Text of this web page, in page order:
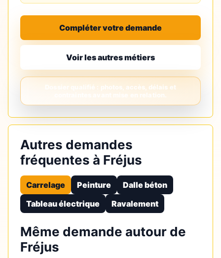
Compléter votre demande
Voir les autres métiers
Autres demandes
fréquentes à Fréjus
Carrelage Peinture
Dalle béton
Tableau électrique
Ravalement
Même demande autour de
Fréjus